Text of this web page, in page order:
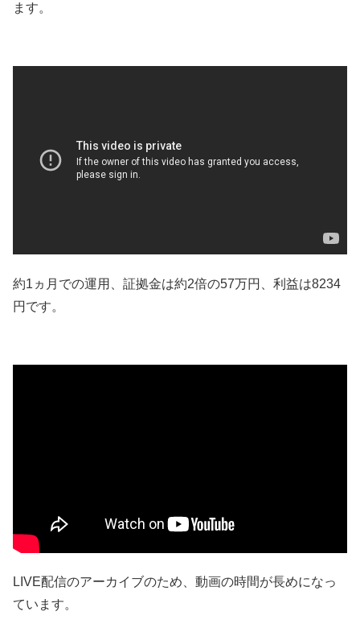
ます。
約1ヵ月での運用、証拠金は約2倍の57万円、利益は8234
円です。
LIVE配信のアーカイブのため、動画の時間が長めになっ
ています。